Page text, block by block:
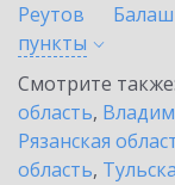
Реутов
пункты
Смотрите также:
область,
Рязанская
область,